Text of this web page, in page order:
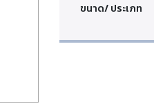
ขนาด/ ประเภท